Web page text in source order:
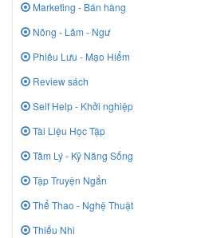
Marketing - Bán hàng
Nông - Lâm - Ngư
Phiêu Lưu - Mạo Hiểm
Review sách
Self Help - Khởi nghiệp
Tài Liệu Học Tập
Tâm Lý - Kỹ Năng Sống
Tập Truyện Ngắn
Thể Thao - Nghệ Thuật
Thiếu Nhi